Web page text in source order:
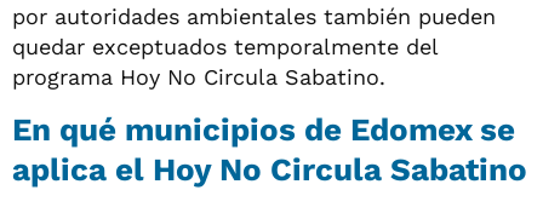
por autoridades ambientales también pueden
quedar exceptuados temporalmente del
programa Hoy No Circula Sabatino.
En qué municipios de Edomex se
aplica el Hoy No Circula Sabatino